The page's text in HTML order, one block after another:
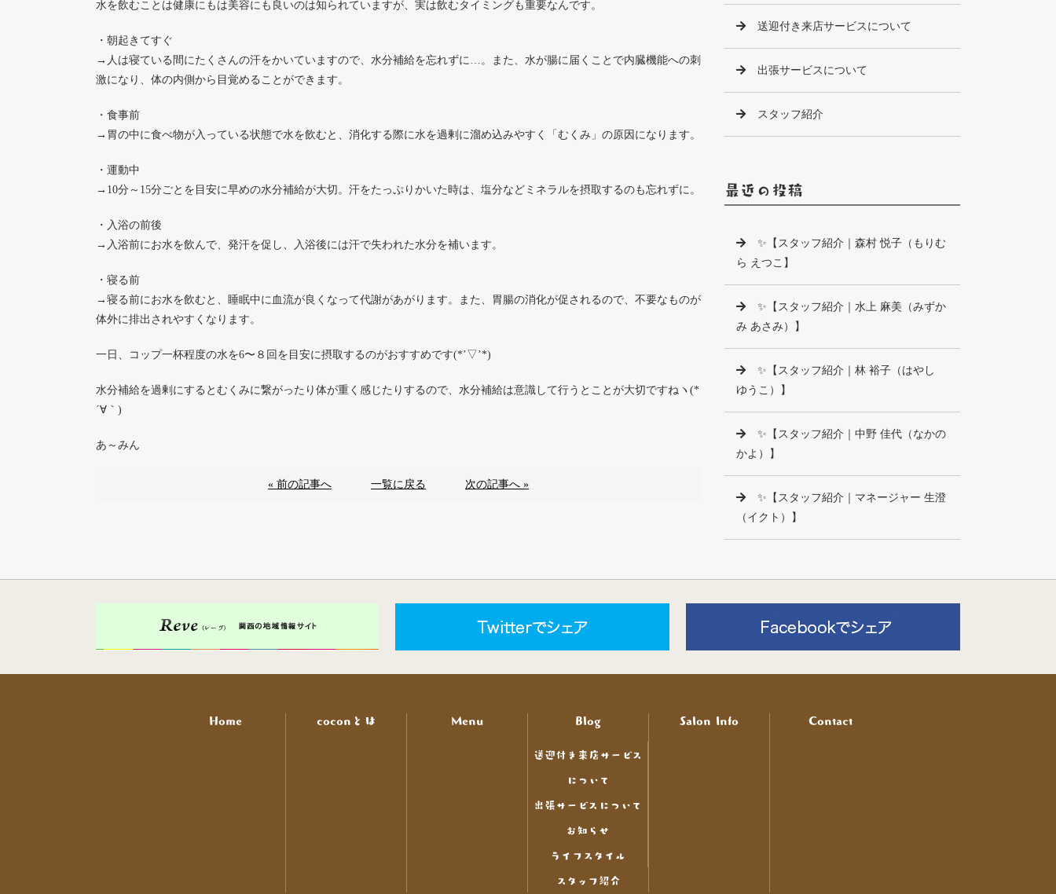
水を飲むことは健康にもは美容にも良いのは知られていますが、実は飲むタイミングも重要なんです。
・朝起きてすぐ
→人は寝ている間にたくさんの汗をかいていますので、水分補給を忘れずに…。また、水が腸に届くことで内臓機能への刺
激になり、体の内側から目覚めることができます。
・食事前
→胃の中に食べ物が入っている状態で水を飲むと、消化する際に水を過剰に溜め込みやすく「むくみ」の原因になります。
・運動中
→10分～15分ごとを目安に早めの水分補給が大切。汗をたっぷりかいた時は、塩分などミネラルを摂取するのも忘れずに。
・入浴の前後
→入浴前にお水を飲んで、発汗を促し、入浴後には汗で失われた水分を補います。
・寝る前
→寝る前にお水を飲むと、睡眠中に血流が良くなって代謝があがります。また、胃腸の消化が促されるので、不要なものが
体外に排出されやすくなります。
一日、コップ一杯程度の水を6〜８回を目安に摂取するのがおすすめです(*’▽’*)
水分補給を過剰にするとむくみに繋がったり体が重く感じたりするので、水分補給は意識して行うとことが大切ですねヽ(*
´∀｀)
あ～みん
« 前の記事へ 一覧に戻る 次の記事へ »
送迎付き来店サービスについて
出張サービスについて
スタッフ紹介
最近の投稿
✨【スタッフ紹介｜森村 悦子（もりむ
ら えつこ】
✨【スタッフ紹介｜水上 麻美（みずか
み あさみ）】
✨【スタッフ紹介｜林 裕子（はやし
ゆうこ）】
✨【スタッフ紹介｜中野 佳代（なかの
かよ）】
✨【スタッフ紹介｜マネージャー 生澄
（イクト）】
Home coconとは Menu Blog
送迎付き来店サービス
について
出張サービスについて
お知らせ
ライフスタイル
スタッフ紹介
Salon Info Contact